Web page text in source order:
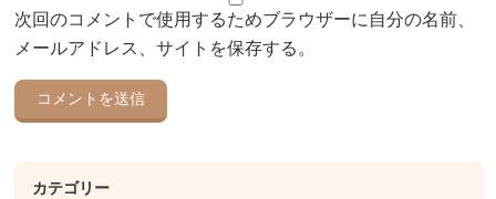
次回のコメントで使用するためブラウザーに自分の名前、
メールアドレス、サイトを保存する。
カテゴリー